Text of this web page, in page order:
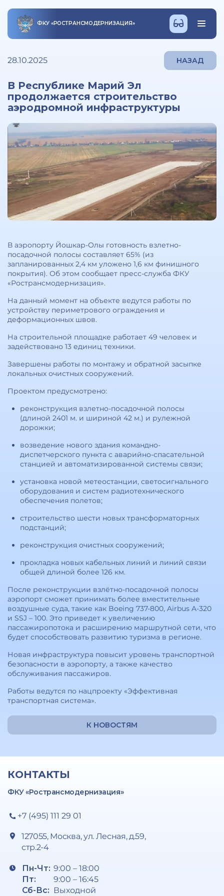
ФКУ «РОСТРАНСМОДЕРНИЗАЦИЯ»
28.10.2025 НАЗАД
В Республике Марий Эл
продолжается строительство
аэродромной инфраструктуры
В аэропорту Йошкар-Олы готовность взлетно-
посадочной полосы составляет 65% (из
запланированных 2,4 км уложено 1,6 км финишного
покрытия). Об этом сообщает пресс-служба ФКУ
«Ространсмодернизация».
На данный момент на объекте ведутся работы по
устройству периметрового ограждения и
деформационных швов.
На строительной площадке работает 49 человек и
задействовано 13 единиц техники.
Завершены работы по монтажу и обратной засыпке
локальных очистных сооружений.
Проектом предусмотрено:
реконструкция взлетно-посадочной полосы
(длиной 2401 м. и шириной 42 м.) и рулежной
дорожки;
возведение нового здания командно-
диспетчерского пункта с аварийно-спасательной
станцией и автоматизированной системы связи;
установка новой метеостанции, светосигнального
оборудования и систем радиотехнического
обеспечения полетов;
строительство шести новых трансформаторных
подстанций;
реконструкция очистных сооружений;
прокладка новых кабельных линий и линий связи
общей длиной более 126 км.
После реконструкции взлётно-посадочной полосы
аэропорт сможет принимать более вместительные
воздушные суда, такие как Boeing 737-800, Airbus A-320
и SSJ – 100. Это приведет к увеличению
пассажиропотока и расширению маршрутной сети, что
будет способствовать развитию туризма в регионе.
Новая инфраструктура повысит уровень транспортной
безопасности в аэропорту, а также качество
обслуживания пассажиров.
Работы ведутся по нацпроекту «Эффективная
транспортная система».
К НОВОСТЯМ
КОНТАКТЫ
ФКУ «Ространсмодернизация»
+7 (495) 111 29 01
127055, Москва, ул. Лесная, д.59,
стр.2-4
Пн-Чт:
Пт:
Сб-Вс:
9:00 – 18:00
9:00 – 16:45
Выходной